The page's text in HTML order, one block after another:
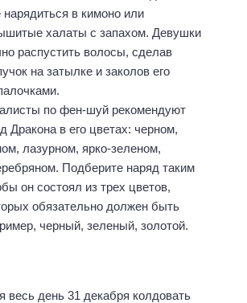
в кимоно или
халаты с запахом. Девушки
распустить волосы, сделав
на затылке и заколов его
по фен-шуй рекомендуют
Дракона в его цветах: черном,
лазурном, ярко-зеленом,
Подберите наряд таким
он состоял из трех цветов,
обязательно должен быть
черный, зеленый, золотой.
весь день 31 декабря колдовать